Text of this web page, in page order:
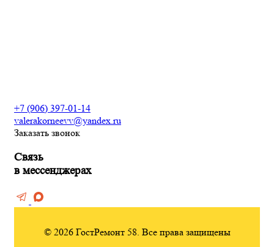
+7 (906) 397-01-14
valerakorneevv@yandex.ru
Заказать звонок
Связь
в мессенджерах
© 2026 ГостРемонт 58. Все права защищены